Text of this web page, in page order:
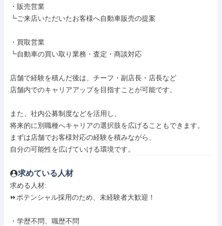
・販売営業
┗ご来店いただいたお客様へ自動車販売の提案
・買取営業
┗自動車の買い取り業務・査定・商談対応
店舗で経験を積んだ後は、チーフ・副店長・店長など
店舗内でのキャリアアップを目指すことが可能です。
また、社内公募制度などを活用し、
将来的に別職種へキャリアの選択肢を広げることもできます。
まずは店舗でお客様対応の経験を積みながら、
自分の可能性を広げていける環境です。
求めている人材
求める人材:
⏩️ポテンシャル採用のため、未経験者大歓迎！
・学歴不問、職歴不問